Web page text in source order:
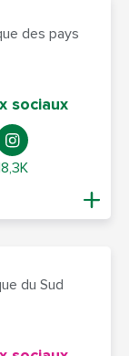
des pays
sociaux
du Sud